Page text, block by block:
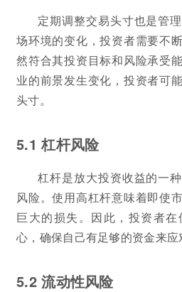
定期调整交易头寸也是管
场环境的变化，投资者需要不
然符合其投资目标和风险承受
业的前景发生变化，投资者可
头寸。
5.1 杠杆风险
杠杆是放大投资收益的一
风险。使用高杠杆意味着即使
巨大的损失。因此，投资者
心，确保自己有足够的资金来应
5.2 流动性风险